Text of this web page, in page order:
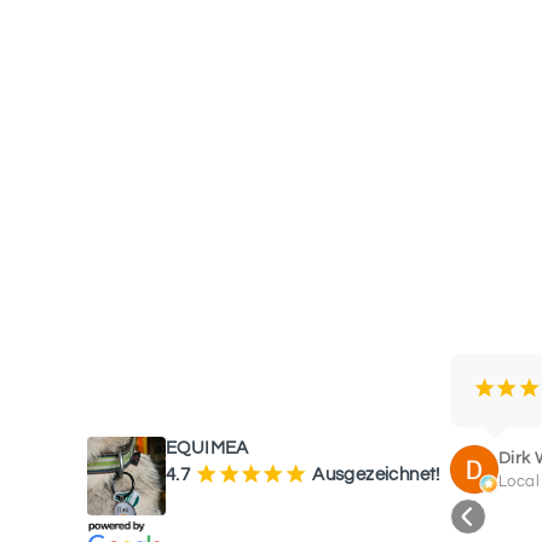
EQUIMEA
4.7 ¡¡¡¡¡ Ausgezeichnet!
¡¡¡
Dirk
Local